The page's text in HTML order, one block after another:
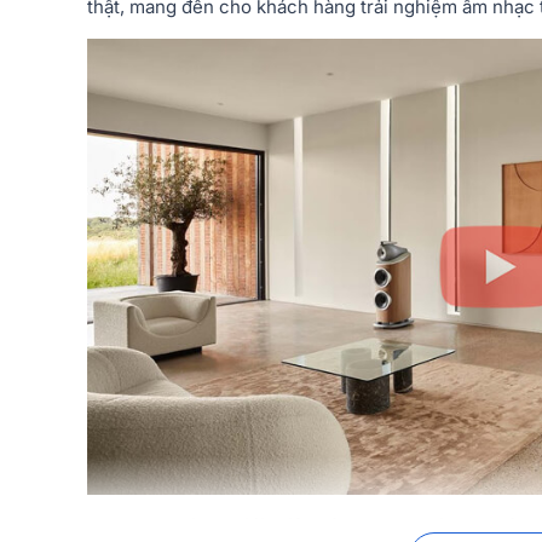
thật, mang đến cho khách hàng trải nghiệm âm nhạc